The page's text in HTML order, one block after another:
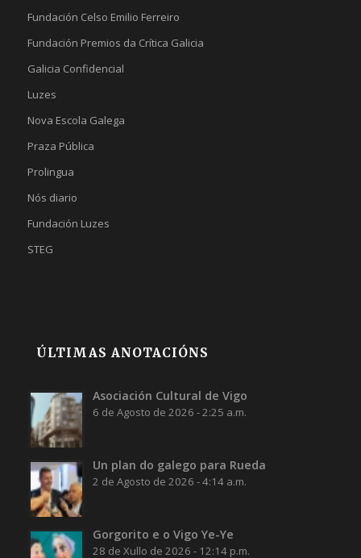
Fundación Celso Emilio Ferreiro
Fundación Premios da Crítica Galicia
Galicia Confidencial
Luzes
Nova Escola Galega
Praza Pública
Prolingua
Nós diario
Fundación Luzes
STEG
ÚLTIMAS ANOTACIÓNS
Asociación Cultural de Vigo
6 de Agosto de 2026 - 2:25 a.m.
Un plan do galego para Rueda
2 de Agosto de 2026 - 4:14 a.m.
Gorgorito e o Vigo Ye-Ye
28 de Xullo de 2026 - 12:14 p.m.